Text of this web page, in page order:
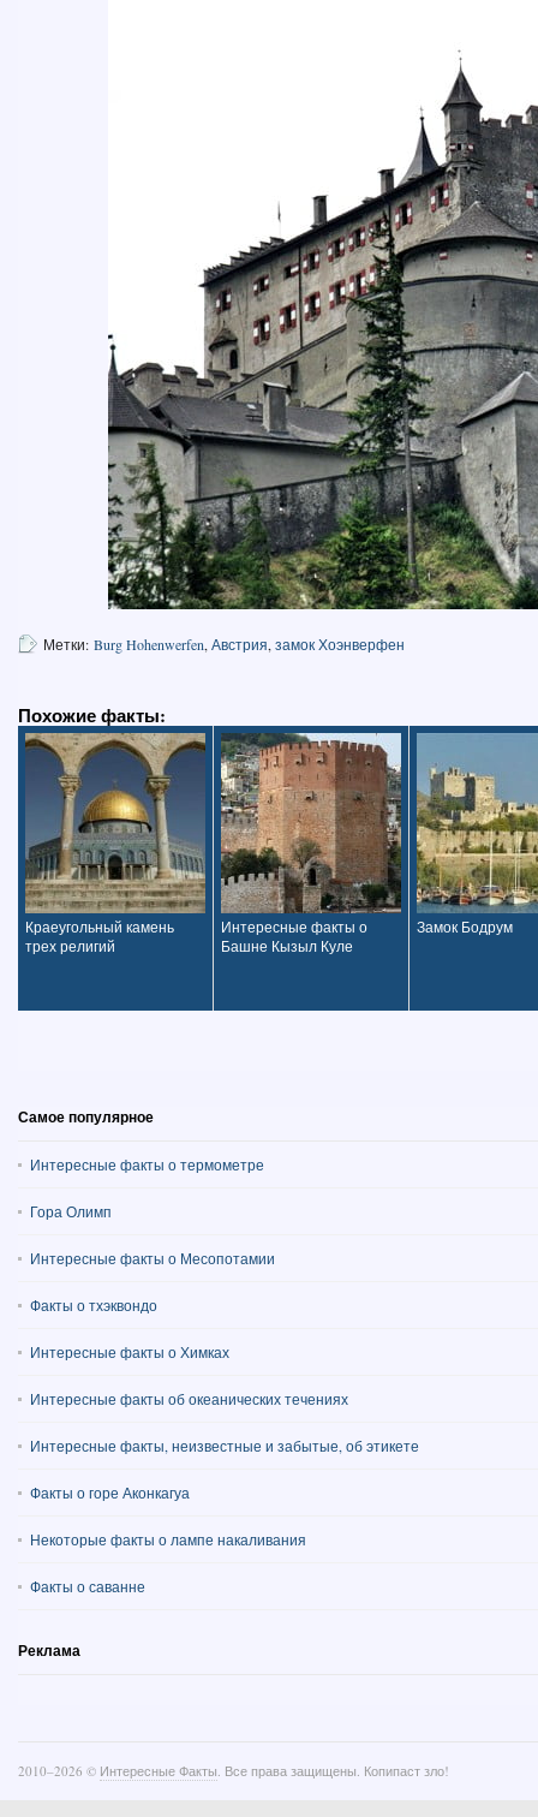
Метки: Burg Hohenwerfen, Австрия, замок Хоэнверфен
Похожие факты:
Краеугольный камень
трех религий
Интересные факты о
Башне Кызыл Куле
Замок Бодрум
Самое популярное
Интересные факты о термометре
Гора Олимп
Интересные факты о Месопотамии
Факты о тхэквондо
Интересные факты о Химках
Интересные факты об океанических течениях
Интересные факты, неизвестные и забытые, об этикете
Факты о горе Аконкагуа
Некоторые факты о лампе накаливания
Факты о саванне
Реклама
2010–2026 © Интересные Факты. Все права защищены. Копипаст зло!